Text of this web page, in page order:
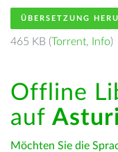
ÜBERSETZUNG
465 KB (Torrent, Info)
Offline
auf
Möchten Sie die